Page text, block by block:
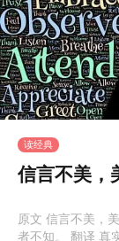
读经典
信言不美，
原文 信言不美，
者不知。 翻译 真